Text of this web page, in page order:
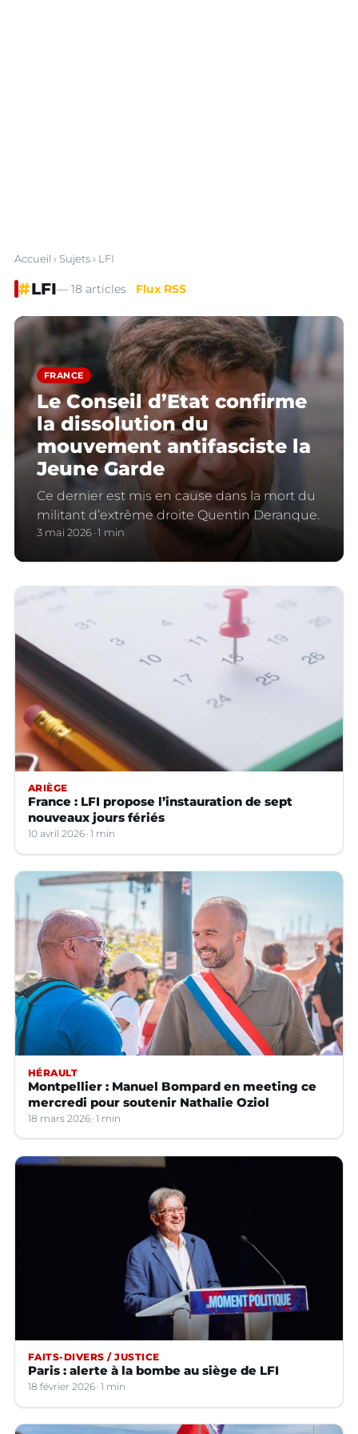
Accueil › Sujets› LFI
#LFI— 18 articles Flux RSS
FRANCE
Le Conseil d’Etat confirme
la dissolution du
mouvement antifasciste la
Jeune Garde
Ce dernier est mis en cause dans la mort du
militant d’extrême droite Quentin Deranque.
3 mai 2026 1 min
ARIÈGE
France : LFI propose l’instauration de sept
nouveaux jours fériés
10 avril 2026 1 min
HÉRAULT
Montpellier : Manuel Bompard en meeting ce
mercredi pour soutenir Nathalie Oziol
18 mars 2026 1 min
FAITS-DIVERS / JUSTICE
Paris : alerte à la bombe au siège de LFI
18 février 2026 1 min